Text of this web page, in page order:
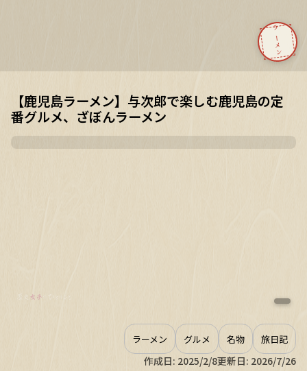
ラーメン
【鹿児島ラーメン】与次郎で楽しむ鹿児島の定
番グルメ、ざぼんラーメン
作成日: 2025/2/8更新日: 2026/7/26
ラーメン グルメ 名物 旅日記